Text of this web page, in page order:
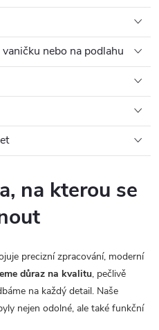
nebo na podlahu
na kterou se
precizní zpracování, moderní
důraz na kvalitu, pečlivě
na každý detail. Naše
nejen odolné, ale také funkční